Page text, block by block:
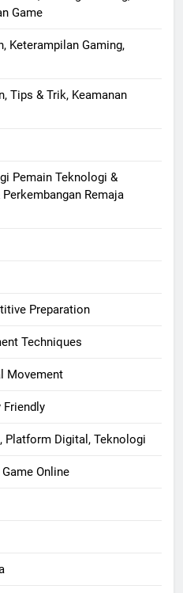
Game
Keterampilan Gaming,
Tips & Trik, Keamanan
Pemain Teknologi &
Remaja
Preparation
Techniques
Movement
Friendly
Platform Digital, Teknologi
Online